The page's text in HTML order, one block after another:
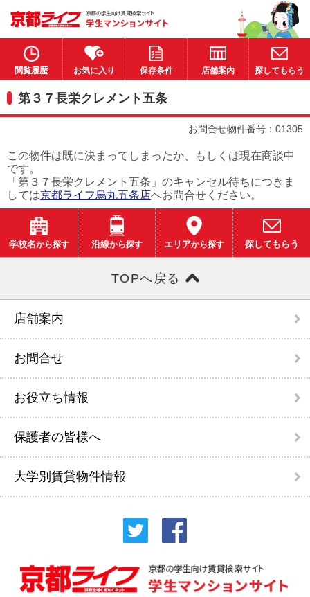
閲覧履歴 お気に入り 保存条件 店舗案内 探してもらう
第３７長栄クレメント五条
お問合せ物件番号：01305
この物件は既に決まってしまったか、もしくは現在商談中
です。
「第３７長栄クレメント五条」のキャンセル待ちにつきま
しては京都ライフ烏丸五条店へお問合せください。
学校名から探す 沿線から探す エリアから探す 探してもらう
TOPへ戻る
店舗案内
お問合せ
お役立ち情報
保護者の皆様へ
大学別賃貸物件情報